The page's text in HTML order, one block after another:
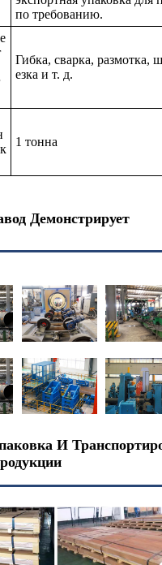
по требованию.
Гибка, сварка, размотка,
езка и т. д.
1 тонна
Демонстрирует
И